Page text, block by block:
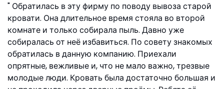
Обратилась в эту фирму по поводу вывоза старой
кровати. Она длительное время стояла во второй
комнате и только собирала пыль. Давно уже
собиралась от неё избавиться. По совету знакомых
обратилась в данную компанию. Приехали
опрятные, вежливые и, что не мало важно, трезвые
молодые люди. Кровать была достаточно большая и